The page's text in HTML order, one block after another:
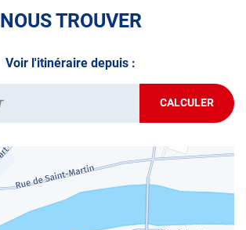
NOUS TROUVER
Voir l'itinéraire depuis :
CALCULER
JUSQU'AU
POINT
VENTE
AUTOSUR